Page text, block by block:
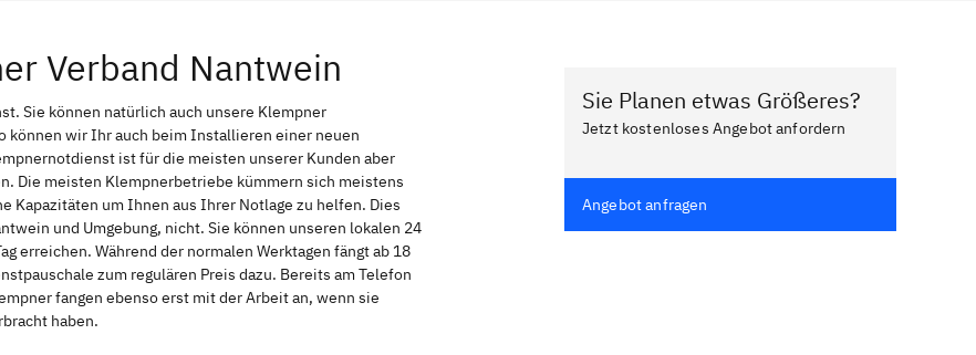
Verband Nantwein
Sie können natürlich auch unsere Klempner
können wir Ihr auch beim Installieren einer neuen
ist für die meisten unserer Kunden aber
Die meisten Klempnerbetriebe kümmern sich meistens
Kapazitäten um Ihnen aus Ihrer Notlage zu helfen. Dies
und Umgebung, nicht. Sie können unseren lokalen 24
erreichen. Während der normalen Werktagen fängt ab 18
zum regulären Preis dazu. Bereits am Telefon
fangen ebenso erst mit der Arbeit an, wenn sie
haben.
Sie Planen etwas Größeres?
Jetzt kostenloses Angebot anfordern
Angebot anfragen